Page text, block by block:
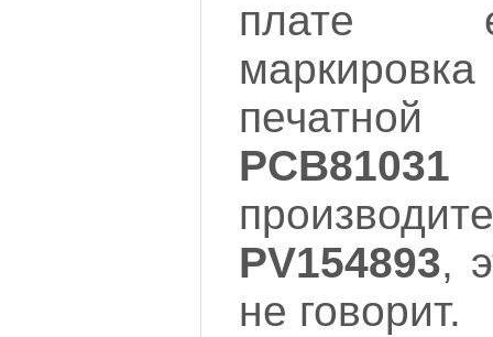
плате
PCB81031
PV154893,
не говорит.